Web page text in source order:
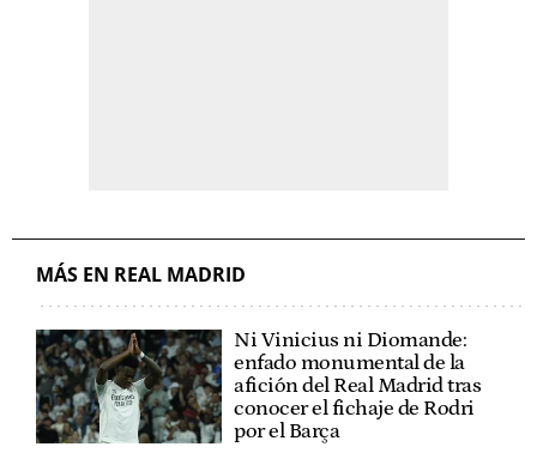
MÁS EN REAL MADRID
Ni Vinicius ni Diomande:
enfado monumental de la
afición del Real Madrid tras
conocer el fichaje de Rodri
por el Barça